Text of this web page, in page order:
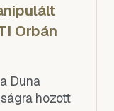
Orbán
Duna
hozott